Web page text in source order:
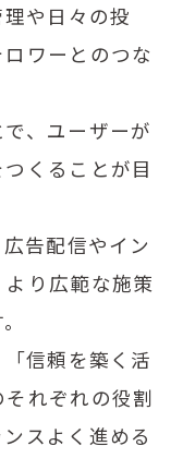
や日々の投
ワーとのつな
、ユーザーが
くることが目
告配信やイン
り広範な施策
信頼を築く活
れぞれの役割
スよく進める